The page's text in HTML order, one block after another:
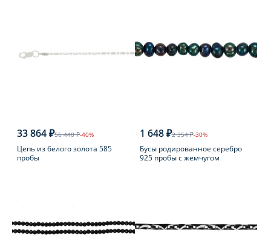
33 864 ₽56 440 ₽-40%
Цепь из белого золота 585
пробы
1 648 ₽2 354 ₽-30%
Бусы родированное серебро
925 пробы с жемчугом